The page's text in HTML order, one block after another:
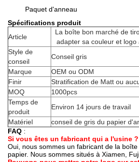
Paquet d'anneau
Spécifications produit
Article
La boîte bon marché de
adapter sa couleur et
Style de
conseil
Conseil gris
Marque
OEM ou ODM
Finir
Stratification de Matt ou
MOQ
1000pcs
Temps de
produit
Environ 14 jours de travail
Matériel
conseil de gris du papier
FAQ :
Si vous êtes un fabricant qui a l'usine ?
Oui, nous sommes un fabricant de la
papier. Nous sommes situés à Xiamen,